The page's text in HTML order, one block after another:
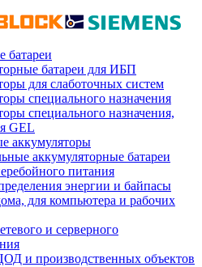
батареи
батареи для ИБП
для слаботочных систем
специального назначения
специального назначения,
GEL
аккумуляторы
аккумуляторные батареи
питания
энергии и байпасы
для компьютера и рабочих
и серверного
и производственных объектов